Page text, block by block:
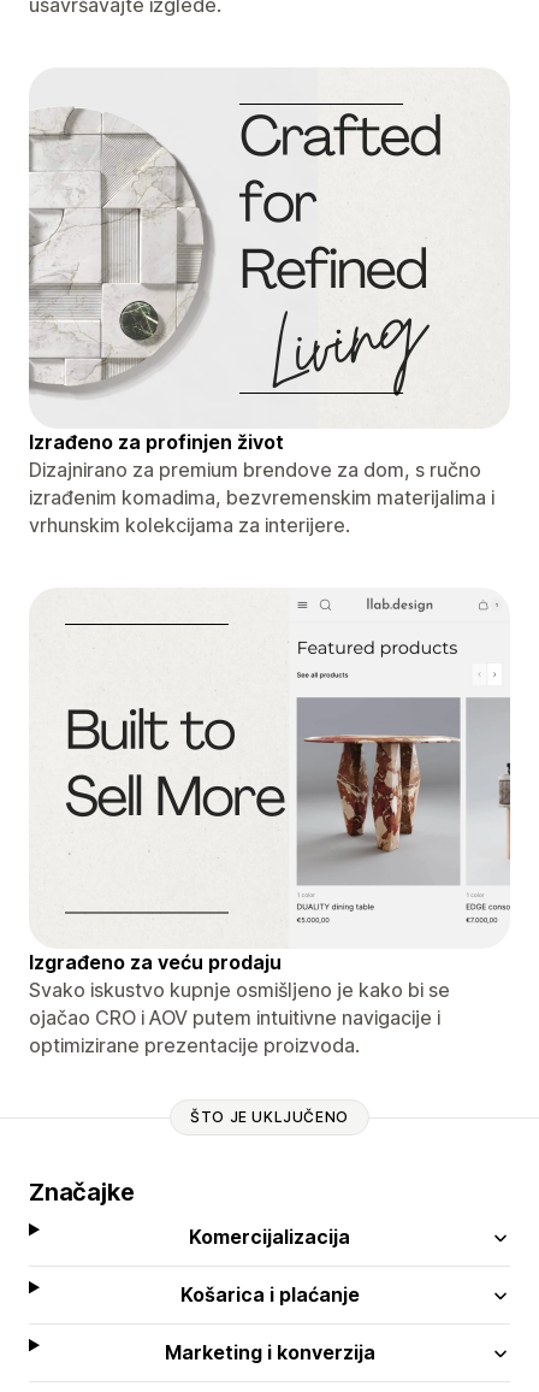
Izrađeno za profinjen život
Dizajnirano za premium brendove za dom, s ručno
izrađenim komadima, bezvremenskim materijalima i
vrhunskim kolekcijama za interijere.
Izgrađeno za veću prodaju
Svako iskustvo kupnje osmišljeno je kako bi se
ojačao CRO i AOV putem intuitivne navigacije i
optimizirane prezentacije proizvoda.
ŠTO JE UKLJUČENO
Značajke
Komercijalizacija
Košarica i plaćanje
Marketing i konverzija